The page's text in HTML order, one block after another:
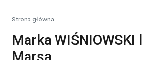
Strona główna
Marka WIŚNIOWSKI
Marsa